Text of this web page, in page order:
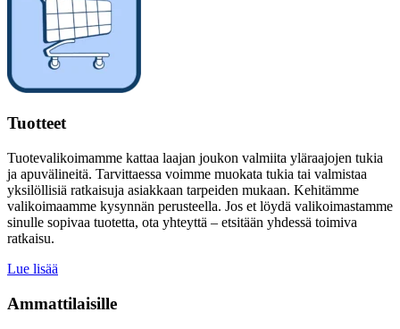
Tuotteet
Tuotevalikoimamme kattaa laajan joukon valmiita yläraajojen tukia
ja apuvälineitä. Tarvittaessa voimme muokata tukia tai valmistaa
yksilöllisiä ratkaisuja asiakkaan tarpeiden mukaan. Kehitämme
valikoimaamme kysynnän perusteella. Jos et löydä valikoimastamme
sinulle sopivaa tuotetta, ota yhteyttä – etsitään yhdessä toimiva
ratkaisu.
Lue lisää
Ammattilaisille